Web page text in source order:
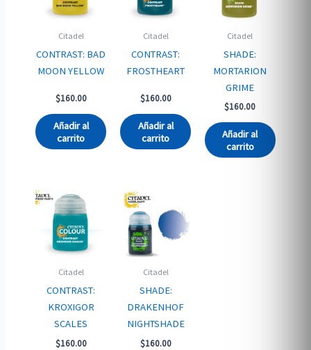
Citadel
CONTRAST: BAD
MOON YELLOW
$160.00
Añadir al
carrito
Citadel
CONTRAST:
FROSTHEART
$160.00
Añadir al
carrito
Citadel
SHADE:
MORTARION
GRIME
$160.00
Añadir al
carrito
Citadel
CONTRAST:
KROXIGOR
SCALES
$160.00
Citadel
SHADE:
DRAKENHOF
NIGHTSHADE
$160.00